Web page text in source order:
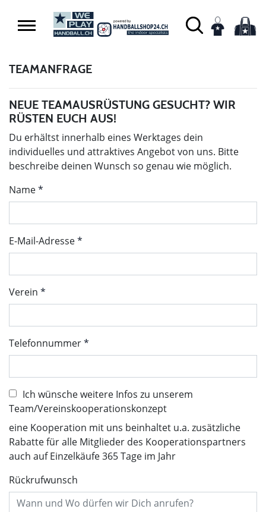
TEAMANFRAGE
NEUE TEAMAUSRÜSTUNG GESUCHT? WIR
RÜSTEN EUCH AUS!
Du erhältst innerhalb eines Werktages dein
individuelles und attraktives Angebot von uns. Bitte
beschreibe deinen Wunsch so genau wie möglich.
Name
E-Mail-Adresse
Verein
Telefonnummer
Ich wünsche weitere Infos zu unserem
Team/Vereinskooperationskonzept
eine Kooperation mit uns beinhaltet u.a. zusätzliche
Rabatte für alle Mitglieder des Kooperationspartners
auch auf Einzelkäufe 365 Tage im Jahr
Rückrufwunsch